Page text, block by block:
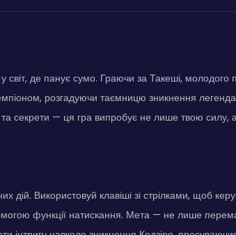
де панує сумо. Граючи за Такеші, молодого
розгадуючи таємницю зникнення
та секрети — ця гра випробує не лише твою силу,
дій. Використовуй клавіші зі стрілками, щоб
функції натискання. Мета — не лише